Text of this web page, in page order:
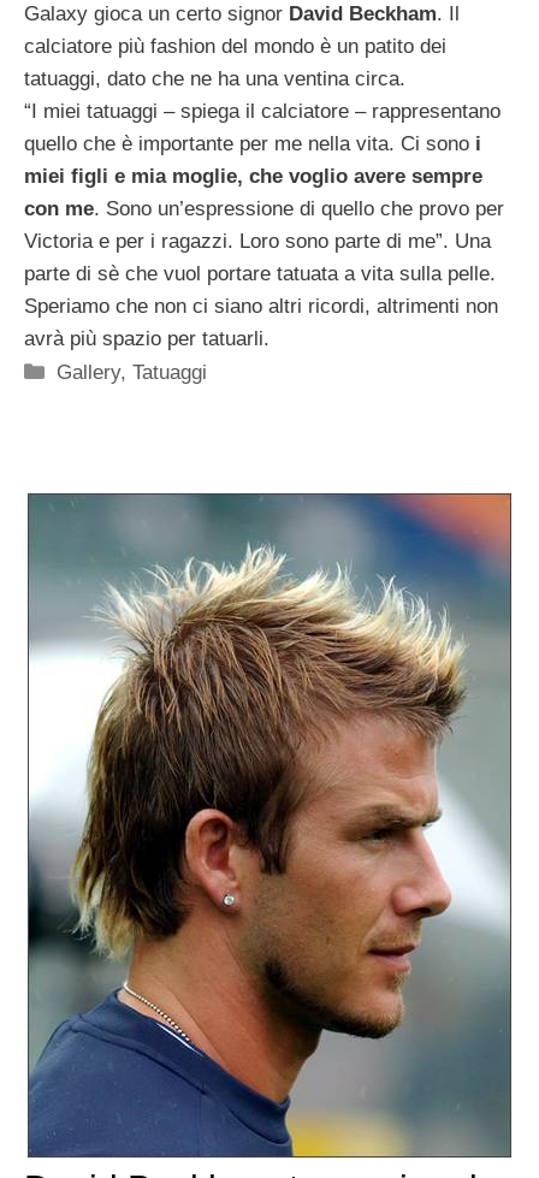
Galaxy gioca un certo signor David Beckham. Il
calciatore più fashion del mondo è un patito dei
tatuaggi, dato che ne ha una ventina circa.
“I miei tatuaggi – spiega il calciatore – rappresentano
quello che è importante per me nella vita. Ci sono i
miei figli e mia moglie, che voglio avere sempre
con me. Sono un’espressione di quello che provo per
Victoria e per i ragazzi. Loro sono parte di me”. Una
parte di sè che vuol portare tatuata a vita sulla pelle.
Speriamo che non ci siano altri ricordi, altrimenti non
avrà più spazio per tatuarli.
Categorie
Gallery,Tatuaggi